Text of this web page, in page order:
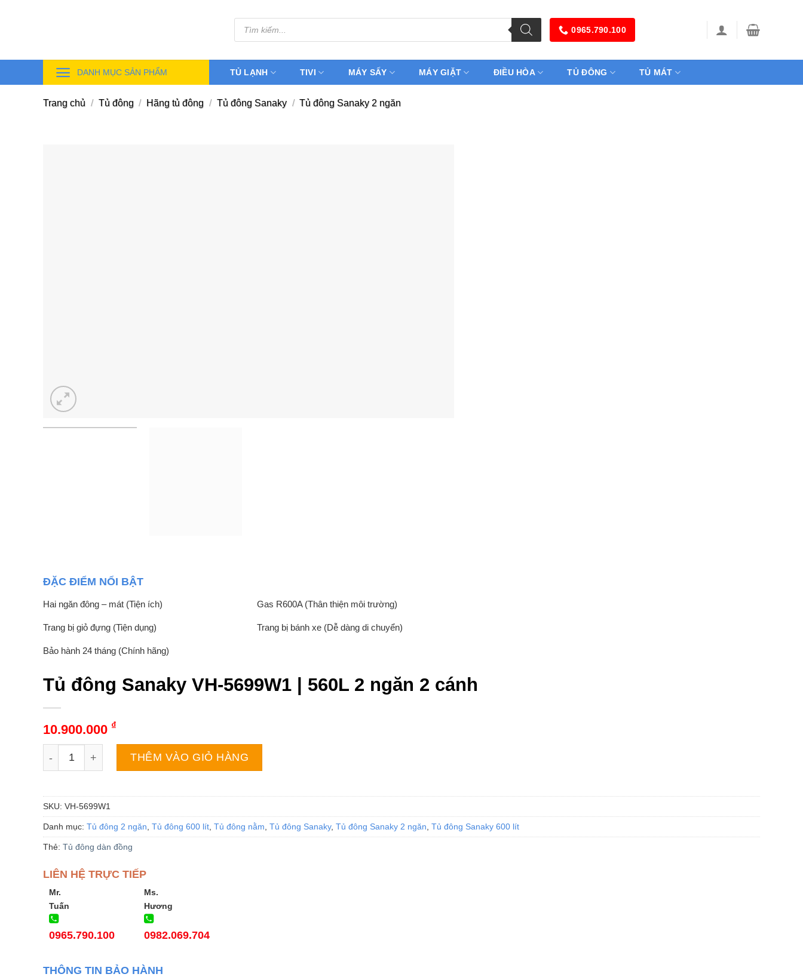
Tìm
kiếm
sản
0965.790.100
DANH MỤC SẢN PHẨM TỦ LẠNH TIVI MÁY SẤY MÁY GIẶT ĐIỀU HÒA TỦ ĐÔNG TỦ MÁT
Trang chủ / Tủ đông / Hãng tủ đông / Tủ đông Sanaky / Tủ đông Sanaky 2 ngăn
ĐẶC ĐIỂM NỔI BẬT
Hai ngăn đông – mát (Tiện ích) Gas R600A (Thân thiện môi trường)
Trang bị giỏ đựng (Tiện dụng) Trang bị bánh xe (Dễ dàng di chuyển)
Bảo hành 24 tháng (Chính hãng)
Tủ đông Sanaky VH-5699W1 | 560L 2 ngăn 2 cánh
10.900.000 ₫
Tủ đông Sanaky VH-5699W1 | 560L 2 ngăn 2 cánh số lượng
THÊM VÀO GIỎ HÀNG
SKU: VH-5699W1
Danh mục: Tủ đông 2 ngăn Tủ đông 600 lít Tủ đông nằm Tủ đông Sanaky, Tủ đông Sanaky 2 ngăn Tủ đông Sanaky 600 lít
Thẻ: Tủ đông dàn đồng
LIÊN HỆ TRỰC TIẾP
Mr.
Tuấn
0965.790.100
Ms.
Hương
0982.069.704
THÔNG TIN BẢO HÀNH